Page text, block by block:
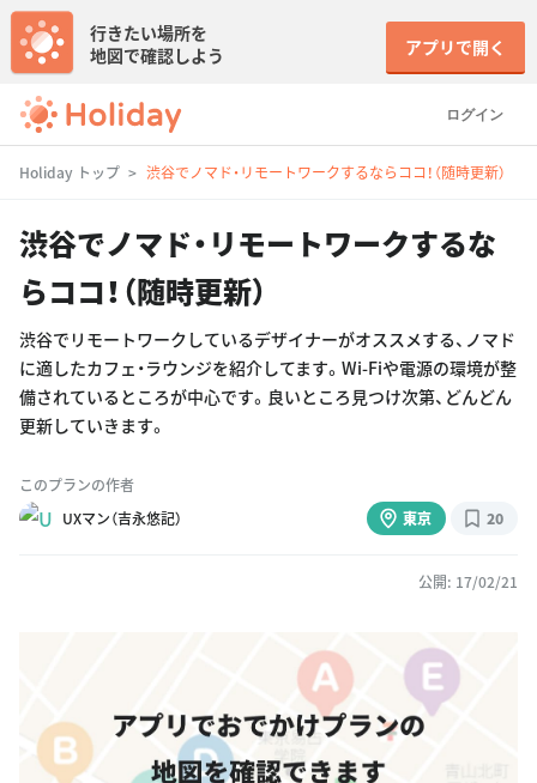
ログイン
行きたい場所を
地図で確認しよう
アプリで開く
Holiday トップ 渋谷でノマド・リモートワークするならココ！（随時更新）
渋谷でノマド・リモートワークするな
らココ！（随時更新）
渋谷でリモートワークしているデザイナーがオススメする、ノマド
に適したカフェ・ラウンジを紹介してます。Wi-Fiや電源の環境が整
備されているところが中心です。良いところ見つけ次第、どんどん
更新していきます。
このプランの作者
UXマン（吉永悠記）
東京 20
公開: 17/02/21